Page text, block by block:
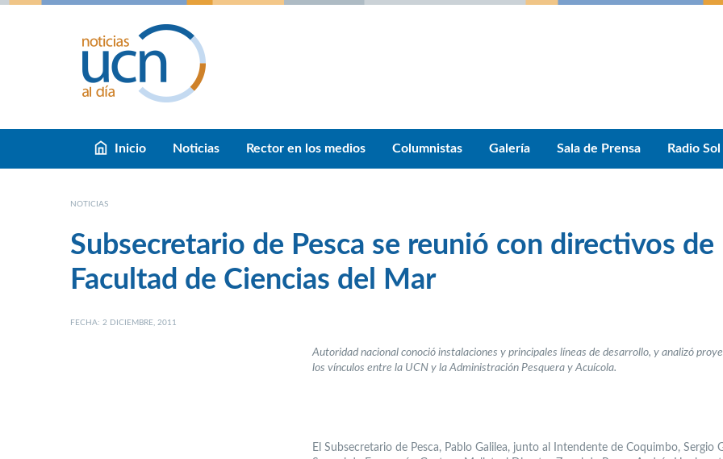
Inicio Noticias Rector en los medios Columnistas Galería Sala de Prensa Radio Sol
NOTICIAS
Subsecretario de Pesca se reunió con directivos de
Facultad de Ciencias del Mar
FECHA: 2 DICIEMBRE, 2011
Autoridad nacional conoció instalaciones y principales líneas de desarrollo, y analizó
los vínculos entre la UCN y la Administración Pesquera y Acuícola.
El Subsecretario de Pesca, Pablo Galilea, junto al Intendente de Coquimbo, Sergio